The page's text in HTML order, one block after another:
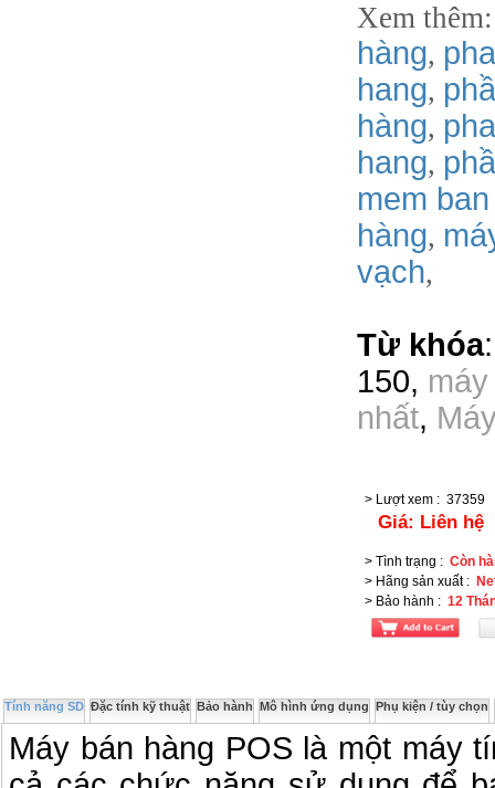
Xem
hàng,
hang,
hàng,
hang,
mem
hàng,
vạch,
Từ khóa
150,
nhất,
> Lượt xem : 37359
Giá: Liên hệ
> Tình trạng : Còn
> Hãng sản xuất:
> Bảo hành : 12
Tính năng SD Đặc tính kỹ thuật Bảo hành Mô hình ứng dụng Phụ kiện / tùy chọn
Máy bán hàng POS là một máy